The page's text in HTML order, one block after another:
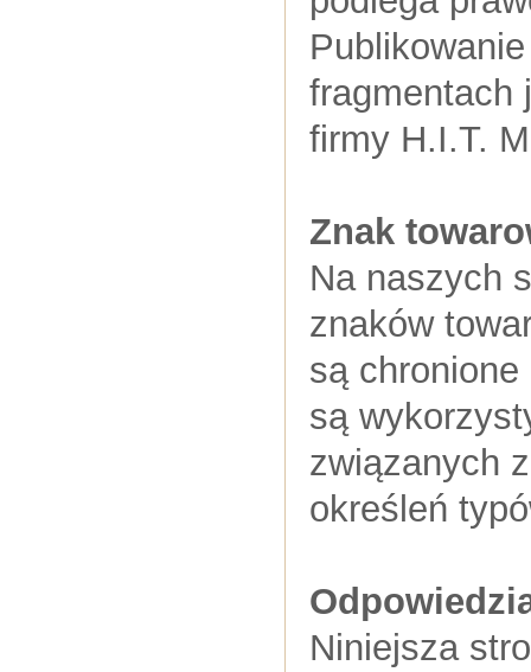
fragmentach
firmy H.I.T.
Znak
Na naszych
znaków
są chronione
są
związanych
określeń
Niniejsza